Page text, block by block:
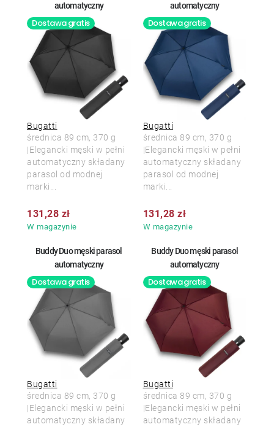
automatyczny
Dostawa gratis
Bugatti
W magazynie
131,28 zł
średnica 89 cm, 370 g
|Elegancki męski w pełni
automatyczny składany
parasol od modnej
marki...
automatyczny
Dostawa gratis
Bugatti
W magazynie
131,28 zł
średnica 89 cm, 370 g
|Elegancki męski w pełni
automatyczny składany
parasol od modnej
marki...
Buddy Duo męski parasol
automatyczny
Dostawa gratis
Bugatti
średnica 89 cm, 370 g
|Elegancki męski w pełni
automatyczny składany
Buddy Duo męski parasol
automatyczny
Dostawa gratis
Bugatti
średnica 89 cm, 370 g
|Elegancki męski w pełni
automatyczny składany